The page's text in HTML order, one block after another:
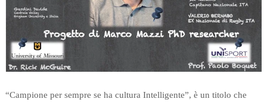
“Campione per sempre se ha cultura Intelligente”, è un titolo che